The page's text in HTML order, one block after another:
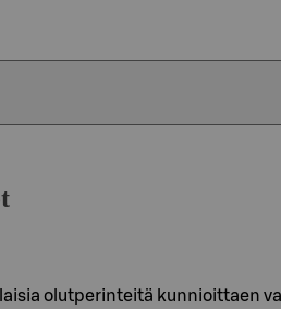
olutperinteitä kunnioittaen